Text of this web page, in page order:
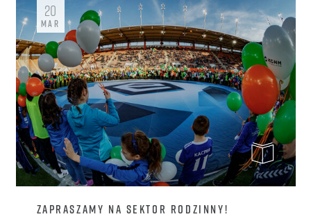
ZAPRASZAMY NA SEKTOR RODZINNY!
20
MAR